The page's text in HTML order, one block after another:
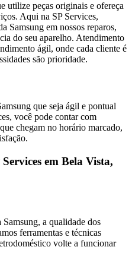
utilize peças originais e ofereça
Aqui na SP Services,
Samsung em nossos reparos,
do seu aparelho. Atendimento
ágil, onde cada cliente é
são prioridade.
que seja ágil e pontual
você pode contar com
chegam no horário marcado,
em Bela Vista,
Samsung, a qualidade dos
ferramentas e técnicas
volte a funcionar